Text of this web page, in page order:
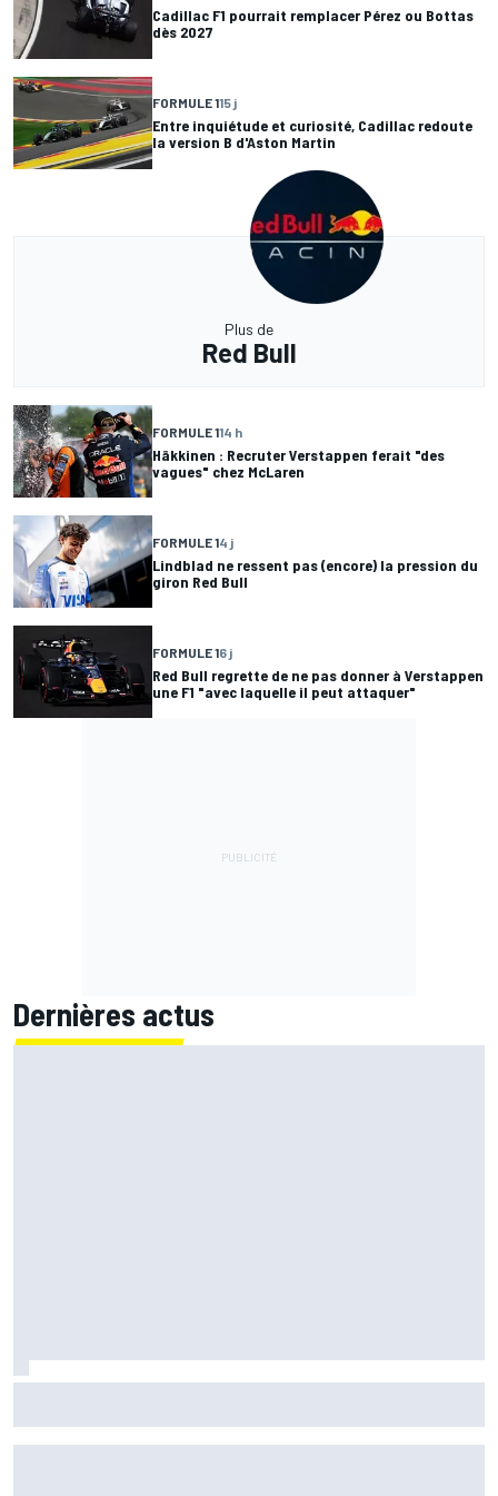
Cadillac F1 pourrait remplacer Pérez ou Bottas
dès 2027
FORMULE 115 j
Entre inquiétude et curiosité, Cadillac redoute
la version B d'Aston Martin
Plus de
Red Bull
FORMULE 114 h
Häkkinen : Recruter Verstappen ferait "des
vagues" chez McLaren
FORMULE 14 j
Lindblad ne ressent pas (encore) la pression du
giron Red Bull
FORMULE 16 j
Red Bull regrette de ne pas donner à Verstappen
une F1 "avec laquelle il peut attaquer"
Dernières actus